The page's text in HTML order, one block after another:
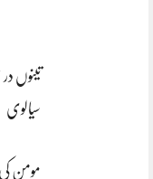
تینوں
سیالوی
مومن